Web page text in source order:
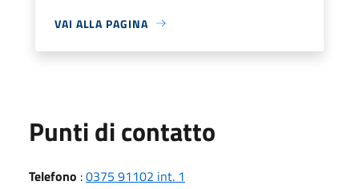
VAI ALLA PAGINA
Punti di contatto
Telefono :0375 91102 int. 1